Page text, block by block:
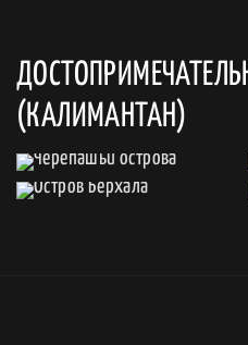
(КАЛИМАНТАН)